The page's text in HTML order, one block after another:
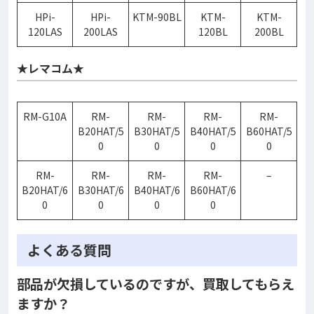
HPi-
120LAS
HPi-
200LAS
KTM-90BL
KTM-
120BL
KTM-
200BL
★レマコム★
RM-G10A
RM-
B20HAT/5
0
RM-
B30HAT/5
0
RM-
B40HAT/5
0
RM-
B60HAT/5
0
RM-
B20HAT/6
0
RM-
B30HAT/6
0
RM-
B40HAT/6
0
RM-
B60HAT/6
0
–
よくある質問
部品が欠損しているのですが、買取してもらえ
ますか？